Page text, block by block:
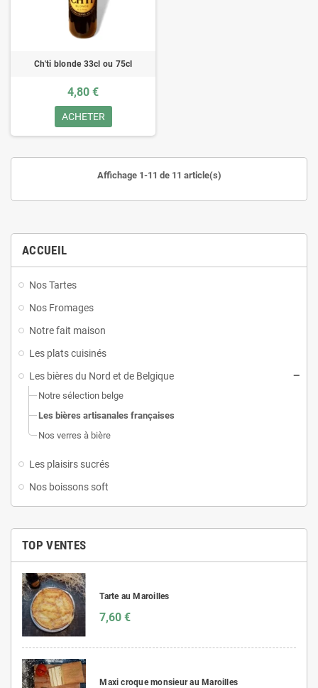
ACCUEIL
Nos Tartes
Nos Fromages
Notre fait maison
Les plats cuisinés
Les bières du Nord et de Belgique
Notre sélection belge
Les bières artisanales françaises
Nos verres à bière
Les plaisirs sucrés
Nos boissons soft
TOP VENTES
Tarte au Maroilles
7,60 €
Maxi croque monsieur au Maroilles
Ch'ti blonde 33cl ou 75cl
4,80 €
ACHETER
Affichage 1-11 de 11 article(s)